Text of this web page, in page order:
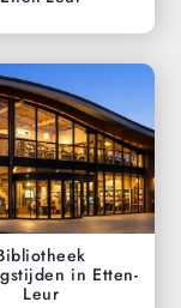
in Etten-
Leur